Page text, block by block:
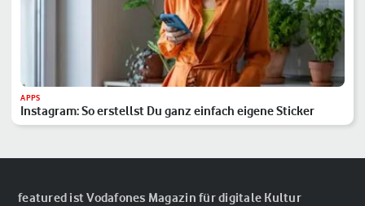
APPS
Instagram: So erstellst Du ganz einfach eigene Sticker
featured ist Vodafones Magazin für digitale Kultur